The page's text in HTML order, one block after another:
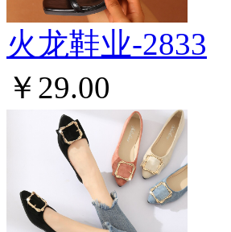
火龙鞋业-2833
￥29.00